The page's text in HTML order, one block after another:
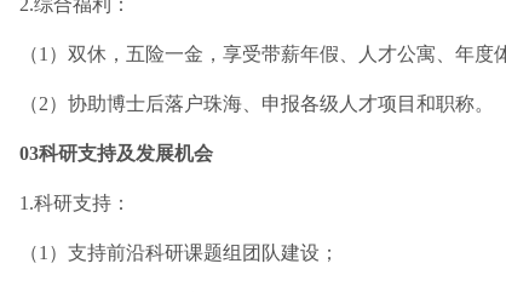
2.综合福利：
（1）双休，五险一金，享受带薪年假、人才公寓、年
（2）协助博士后落户珠海、申报各级人才项目和职称。
03科研支持及发展机会
1.科研支持：
（1）支持前沿科研课题组团队建设；